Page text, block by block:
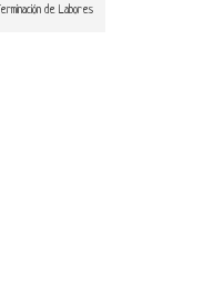
Terminación de Labores